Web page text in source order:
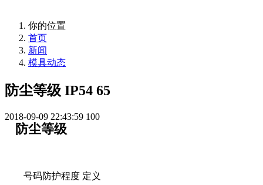
你的位置
首页
新闻
模具动态
防尘等级 IP54 65
2018-09-09 22:43:59 100
防尘等级
号码防护程度 定义